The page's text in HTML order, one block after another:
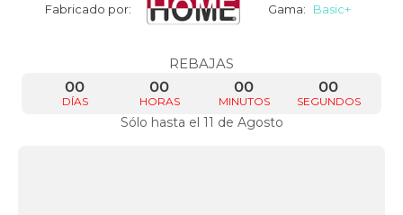
Fabricado por: Gama: Basic+
REBAJAS
DÍAS
00
HORAS
00
MINUTOS
00
SEGUNDOS
00
Sólo hasta el 11 de Agosto